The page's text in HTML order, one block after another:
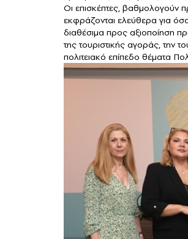
Οι επισκέπτες, βαθμολογούν
εκφράζονται ελεύθερα για
διαθέσιμα προς αξιοποίηση
της τουριστικής αγοράς, την
πολιτειακό επίπεδο θέματα